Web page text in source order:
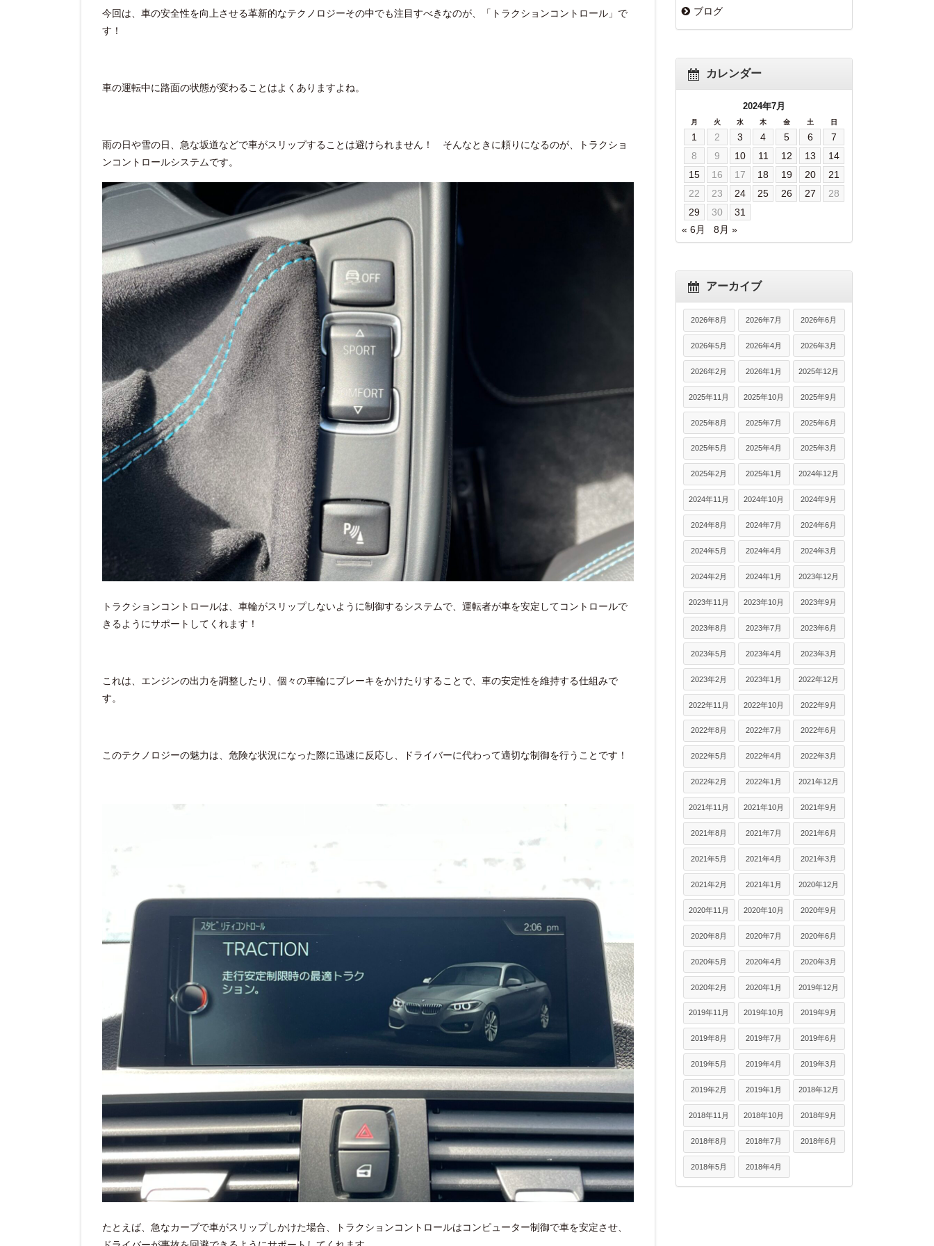
今回は、車の安全性を向上させる革新的なテクノロジーその中でも注目すべきなのが、「トラクションコントロール」で
す！
車の運転中に路面の状態が変わることはよくありますよね。
雨の日や雪の日、急な坂道などで車がスリップすることは避けられません！ そんなときに頼りになるのが、トラクショ
ンコントロールシステムです。
トラクションコントロールは、車輪がスリップしないように制御するシステムで、運転者が車を安定してコントロールで
きるようにサポートしてくれます！
これは、エンジンの出力を調整したり、個々の車輪にブレーキをかけたりすることで、車の安定性を維持する仕組みで
す。
このテクノロジーの魅力は、危険な状況になった際に迅速に反応し、ドライバーに代わって適切な制御を行うことです！
たとえば、急なカーブで車がスリップしかけた場合、トラクションコントロールはコンピューター制御で車を安定させ、
ブログ
カレンダー
2024年7月
月 火 水 木 金 土 日
1 2 3 4 5 6
7
8
9 10 11 12 13
14
15
16 17 18 19 20
21
22
23 24 25 26 27
28
29
30
31
« 6月
8月 »
アーカイブ
2026年8月 2026年7月 2026年6月
2026年5月 2026年4月 2026年3月
2026年2月 2026年1月 2025年12月
2025年11月 2025年10月 2025年9月
2025年8月 2025年7月 2025年6月
2025年5月 2025年4月 2025年3月
2025年2月 2025年1月 2024年12月
2024年11月 2024年10月 2024年9月
2024年8月 2024年7月 2024年6月
2024年5月 2024年4月 2024年3月
2024年2月 2024年1月 2023年12月
2023年11月 2023年10月 2023年9月
2023年8月 2023年7月 2023年6月
2023年5月 2023年4月 2023年3月
2023年2月 2023年1月 2022年12月
2022年11月 2022年10月 2022年9月
2022年8月 2022年7月 2022年6月
2022年5月 2022年4月 2022年3月
2022年2月 2022年1月 2021年12月
2021年11月 2021年10月 2021年9月
2021年8月 2021年7月 2021年6月
2021年5月 2021年4月 2021年3月
2021年2月 2021年1月 2020年12月
2020年11月 2020年10月 2020年9月
2020年8月 2020年7月 2020年6月
2020年5月 2020年4月 2020年3月
2020年2月 2020年1月 2019年12月
2019年11月 2019年10月 2019年9月
2019年8月 2019年7月 2019年6月
2019年5月 2019年4月 2019年3月
2019年2月 2019年1月 2018年12月
2018年11月 2018年10月 2018年9月
2018年8月 2018年7月 2018年6月
2018年5月 2018年4月